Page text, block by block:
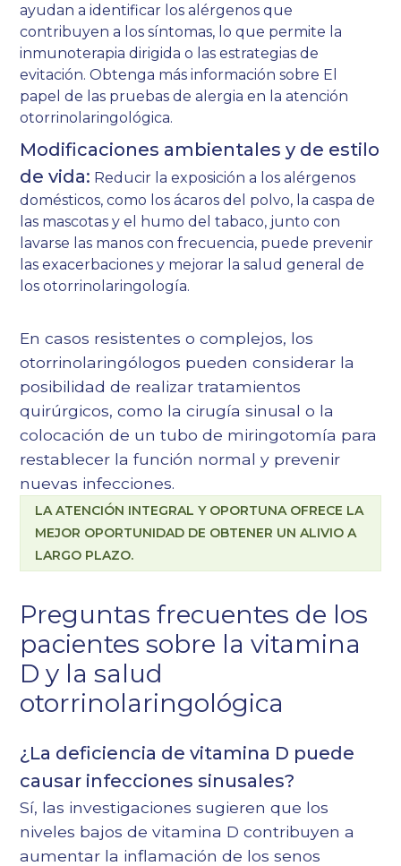
ayudan a identificar los alérgenos que
contribuyen a los síntomas, lo que permite la
inmunoterapia dirigida o las estrategias de
evitación. Obtenga más información sobre El
papel de las pruebas de alergia en la atención
otorrinolaringológica.
Modificaciones ambientales y de estilo
de vida: Reducir la exposición a los alérgenos
domésticos, como los ácaros del polvo, la caspa de
las mascotas y el humo del tabaco, junto con
lavarse las manos con frecuencia, puede prevenir
las exacerbaciones y mejorar la salud general de
los otorrinolaringología.
En casos resistentes o complejos, los
otorrinolaringólogos pueden considerar la
posibilidad de realizar tratamientos
quirúrgicos, como la cirugía sinusal o la
colocación de un tubo de miringotomía para
restablecer la función normal y prevenir
nuevas infecciones.
LA ATENCIÓN INTEGRAL Y OPORTUNA OFRECE LA
MEJOR OPORTUNIDAD DE OBTENER UN ALIVIO A
LARGO PLAZO.
Preguntas frecuentes de los
pacientes sobre la vitamina
D y la salud
otorrinolaringológica
¿La deficiencia de vitamina D puede
causar infecciones sinusales?
Sí, las investigaciones sugieren que los
niveles bajos de vitamina D contribuyen a
aumentar la inflamación de los senos